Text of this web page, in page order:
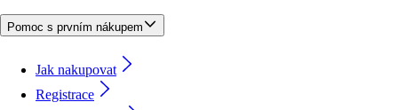
Pomoc s prvním nákupem
Jak nakupovat
Registrace